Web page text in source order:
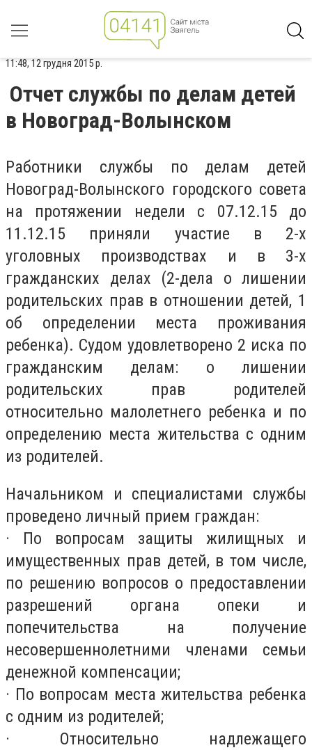
11:48, 12 грудня 2015 р.
Отчет службы по делам детей
в Новоград-Волынском
Работники службы по делам детей
Новоград-Волынского городского совета
на протяжении недели с 07.12.15 до
11.12.15 приняли участие в 2-х
уголовных производствах и в 3-х
гражданских делах (2-дела о лишении
родительских прав в отношении детей, 1
об определении места проживания
ребенка). Судом удовлетворено 2 иска по
гражданским делам: о лишении
родительских прав родителей
относительно малолетнего ребенка и по
определению места жительства с одним
из родителей.
Начальником и специалистами службы
проведено личный прием граждан:
· По вопросам защиты жилищных и
имущественных прав детей, в том числе,
по решению вопросов о предоставлении
разрешений органа опеки и
попечительства на получение
несовершеннолетними членами семьи
денежной компенсации;
· По вопросам места жительства ребенка
с одним из родителей;
· Относительно надлежащего